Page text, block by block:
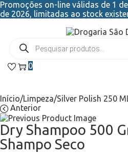
Promoções on-line válidas de 1
de 2026, limitadas ao stock
0
Início/Limpeza/Silver Polish 250
Anterior
Dry Shampoo 500
Shampo Seco